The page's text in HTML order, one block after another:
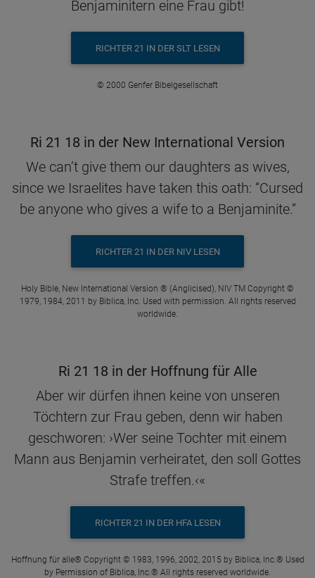
Benjaminitern eine Frau gibt!
RICHTER 21 IN DER SLT LESEN
© 2000 Genfer Bibelgesellschaft
Ri 21 18 in der New International Version
We can’t give them our daughters as wives,
since we Israelites have taken this oath: “Cursed
be anyone who gives a wife to a Benjaminite.”
RICHTER 21 IN DER NIV LESEN
Holy Bible, New International Version ® (Anglicised), NIV TM Copyright ©
1979, 1984, 2011 by Biblica, Inc. Used with permission. All rights reserved
worldwide.
Ri 21 18 in der Hoffnung für Alle
Aber wir dürfen ihnen keine von unseren
Töchtern zur Frau geben, denn wir haben
geschworen: ›Wer seine Tochter mit einem
Mann aus Benjamin verheiratet, den soll Gottes
Strafe treffen.‹«
RICHTER 21 IN DER HFA LESEN
Hoffnung für alle® Copyright © 1983, 1996, 2002, 2015 by Biblica, Inc.® Used
by Permission of Biblica, Inc.® All rights reserved worldwide.